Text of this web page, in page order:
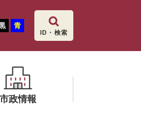
青
ID・検索
市政情報